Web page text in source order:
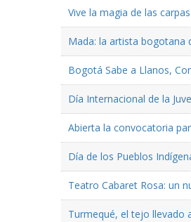
Vive la magia de las
Mada: la artista bogotana
Bogotá Sabe a Llanos,
Día Internacional de la
Abierta la convocatoria
Día de los Pueblos
Teatro Cabaret Rosa: un
Turmequé, el tejo llevado